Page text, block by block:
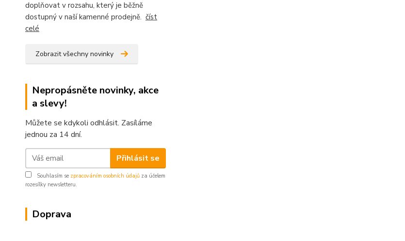
doplňovat v rozsahu, který je běžně
dostupný v naší kamenné prodejně. číst
celé
Zobrazit všechny novinky
Nepropásněte novinky, akce
a slevy!
Můžete se kdykoli odhlásit. Zasíláme
jednou za 14 dní.
Přihlásit se
Souhlasím se zpracováním osobních údajů za účelem
rozesílky newsletteru.
Doprava